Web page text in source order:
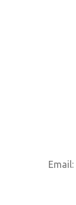
Email: